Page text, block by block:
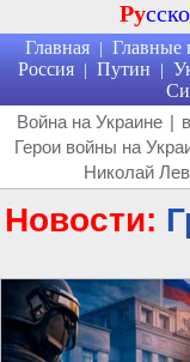
Ру
Главная | Главные
Россия | Путин |
Война на Украине |
Герои войны на
Николай
Новости: